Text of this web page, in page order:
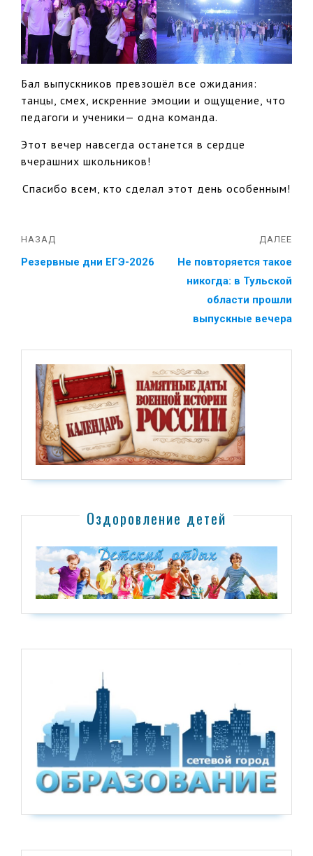
Бал выпускников превзошёл все ожидания:
танцы, смех, искренние эмоции и ощущение, что
педагоги и ученики— одна команда.
Этот вечер навсегда останется в сердце
вчерашних школьников!
Спасибо всем, кто сделал этот день особенным!
НАЗАД
Резервные дни ЕГЭ-2026
ДАЛЕЕ
Не повторяется такое
никогда: в Тульской
области прошли
выпускные вечера
Оздоровление детей